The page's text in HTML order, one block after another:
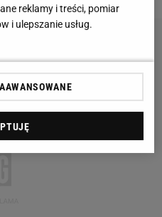
reklamy i treści, pomiar
i ulepszanie usług.